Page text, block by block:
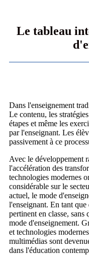
Le tableau
Dans l'enseignement
Le contenu, les
étapes et même les
par l'enseignant. Les
passivement à ce
Avec le développement
l'accélération des
technologies modernes
considérable sur le
actuel, le mode
l'enseignant. En tant
pertinent en classe, sans
mode d'enseignement.
et technologies
multimédias sont
dans l'éducation